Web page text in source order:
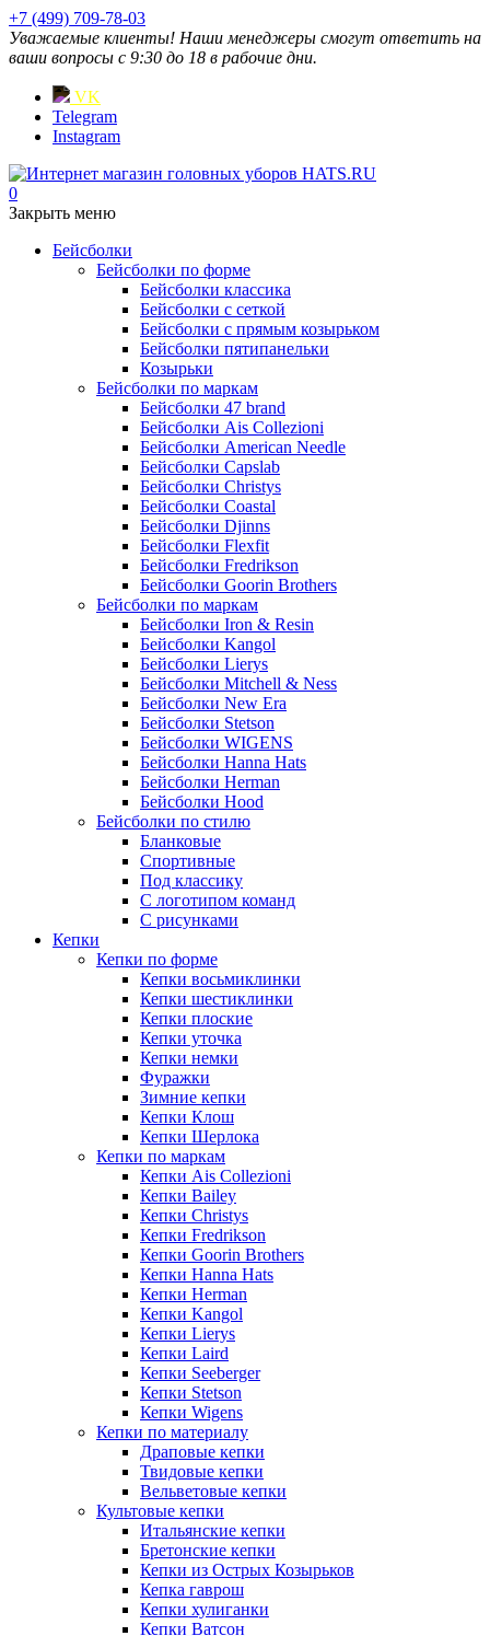
+7 (499) 709-78-03
Уважаемые клиенты! Наши менеджеры смогут ответить на
ваши вопросы с 9:30 до 18 в рабочие дни.
VK
Telegram
Instagram
0
Закрыть меню
Бейсболки
Бейсболки по форме
Бейсболки классика
Бейсболки с сеткой
Бейсболки с прямым козырьком
Бейсболки пятипанельки
Козырьки
Бейсболки по маркам
Бейсболки 47 brand
Бейсболки Ais Collezioni
Бейсболки American Needle
Бейсболки Capslab
Бейсболки Christys
Бейсболки Coastal
Бейсболки Djinns
Бейсболки Flexfit
Бейсболки Fredrikson
Бейсболки Goorin Brothers
Бейсболки по маркам
Бейсболки Iron & Resin
Бейсболки Kangol
Бейсболки Lierys
Бейсболки Mitchell & Ness
Бейсболки New Era
Бейсболки Stetson
Бейсболки WIGENS
Бейсболки Hanna Hats
Бейсболки Herman
Бейсболки Hood
Бейсболки по стилю
Бланковые
Спортивные
Под классику
С логотипом команд
С рисунками
Кепки
Кепки по форме
Кепки восьмиклинки
Кепки шестиклинки
Кепки плоские
Кепки уточка
Кепки немки
Фуражки
Зимние кепки
Кепки Клош
Кепки Шерлока
Кепки по маркам
Кепки Ais Collezioni
Кепки Bailey
Кепки Christys
Кепки Fredrikson
Кепки Goorin Brothers
Кепки Hanna Hats
Кепки Herman
Кепки Kangol
Кепки Lierys
Кепки Laird
Кепки Seeberger
Кепки Stetson
Кепки Wigens
Кепки по материалу
Драповые кепки
Твидовые кепки
Вельветовые кепки
Культовые кепки
Итальянские кепки
Бретонские кепки
Кепки из Острых Козырьков
Кепка гаврош
Кепки хулиганки
Кепки Ватсон